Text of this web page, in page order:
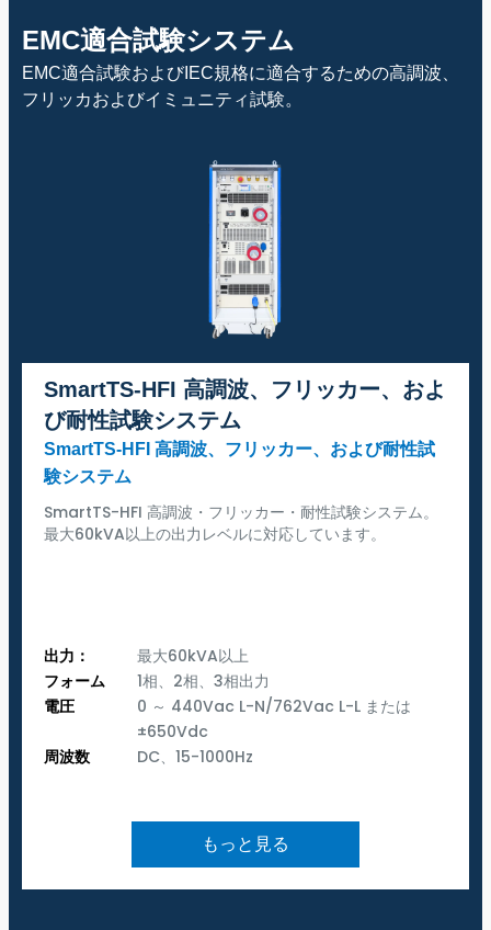
EMC適合試験システム
EMC適合試験およびIEC規格に適合するための高調波、
フリッカおよびイミュニティ試験。
SmartTS-HFI 高調波、フリッカー、およ
び耐性試験システム
SmartTS-HFI 高調波、フリッカー、および耐性試
験システム
SmartTS-HFI 高調波・フリッカー・耐性試験システム。
最大60kVA以上の出力レベルに対応しています。
出力：
最大60kVA以上
フォーム
1相、2相、3相出力
電圧
0 ～ 440Vac L-N/762Vac L-L または
±650Vdc
周波数
DC、15-1000Hz
もっと見る